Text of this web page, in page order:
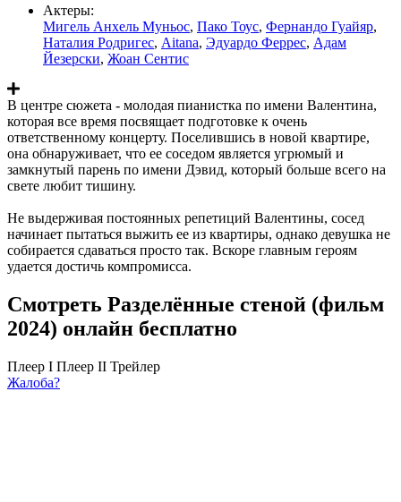
Актеры:
Мигель Анхель Муньос, Пако Тоус, Фернандо Гуайяр,
Наталия Родригес, Aitana, Эдуардо Феррес, Адам
Йезерски, Жоан Сентис
В центре сюжета - молодая пианистка по имени Валентина,
которая все время посвящает подготовке к очень
ответственному концерту. Поселившись в новой квартире,
она обнаруживает, что ее соседом является угрюмый и
замкнутый парень по имени Дэвид, который больше всего на
свете любит тишину.
Не выдерживая постоянных репетиций Валентины, сосед
начинает пытаться выжить ее из квартиры, однако девушка не
собирается сдаваться просто так. Вскоре главным героям
удается достичь компромисса.
Смотреть Разделённые стеной (фильм
2024) онлайн бесплатно
Плеер I Плеер II Трейлер
Жалоба?